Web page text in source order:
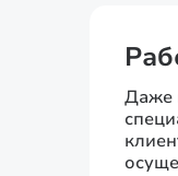
Даже